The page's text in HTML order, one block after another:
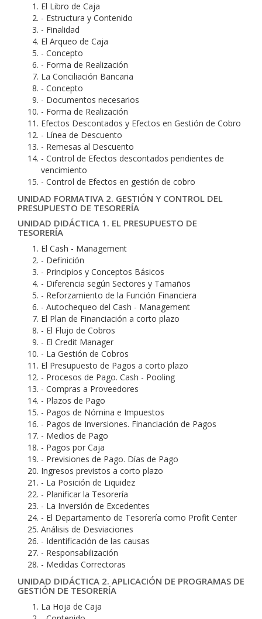
El Libro de Caja
- Estructura y Contenido
- Finalidad
El Arqueo de Caja
- Concepto
- Forma de Realización
La Conciliación Bancaria
- Concepto
- Documentos necesarios
- Forma de Realización
Efectos Descontados y Efectos en Gestión de Cobro
- Línea de Descuento
- Remesas al Descuento
- Control de Efectos descontados pendientes de
vencimiento
- Control de Efectos en gestión de cobro
UNIDAD FORMATIVA 2. GESTIÓN Y CONTROL DEL
PRESUPUESTO DE TESORERÍA
UNIDAD DIDÁCTICA 1. EL PRESUPUESTO DE
TESORERÍA
El Cash - Management
- Definición
- Principios y Conceptos Básicos
- Diferencia según Sectores y Tamaños
- Reforzamiento de la Función Financiera
- Autochequeo del Cash - Management
El Plan de Financiación a corto plazo
- El Flujo de Cobros
- El Credit Manager
- La Gestión de Cobros
El Presupuesto de Pagos a corto plazo
- Procesos de Pago. Cash - Pooling
- Compras a Proveedores
- Plazos de Pago
- Pagos de Nómina e Impuestos
- Pagos de Inversiones. Financiación de Pagos
- Medios de Pago
- Pagos por Caja
- Previsiones de Pago. Días de Pago
Ingresos previstos a corto plazo
- La Posición de Liquidez
- Planificar la Tesorería
- La Inversión de Excedentes
- El Departamento de Tesorería como Profit Center
Análisis de Desviaciones
- Identificación de las causas
- Responsabilización
- Medidas Correctoras
UNIDAD DIDÁCTICA 2. APLICACIÓN DE PROGRAMAS DE
GESTIÓN DE TESORERÍA
La Hoja de Caja